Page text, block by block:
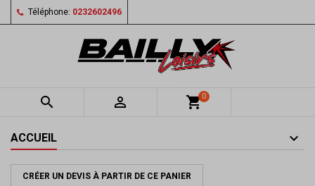
Téléphone: 0232602496
  shopping_cart0
ACCUEIL
CRÉER UN DEVIS À PARTIR DE CE PANIER